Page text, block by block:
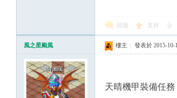
回復 支持
風之星颱風 樓主 發表於 2015-10-
天晴機甲裝備任